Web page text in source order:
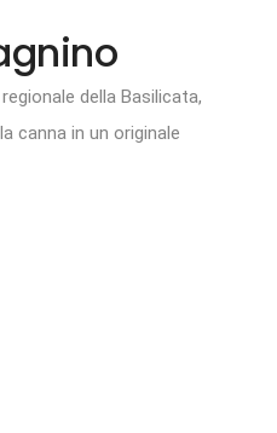
della Basilicata,
canna in un originale